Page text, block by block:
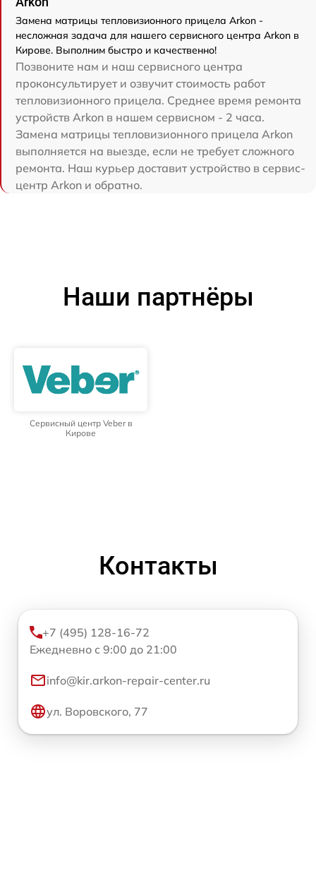
Замена матрицы тепловизионного прицела Arkon -
несложная задача для нашего сервисного центра Arkon в
Кирове. Выполним быстро и качественно!
Позвоните нам и наш сервисного центра
проконсультирует и озвучит стоимость работ
тепловизионного прицела. Среднее время ремонта
устройств Arkon в нашем сервисном - 2 часа.
Замена матрицы тепловизионного прицела Arkon
выполняется на выезде, если не требует сложного
ремонта. Наш курьер доставит устройство в сервис-
центр Arkon и обратно.
Наши партнёры
Сервисный центр Veber в
Кирове
Контакты
+7 (495) 128-16-72
Ежедневно с 9:00 до 21:00
info@kir.arkon-repair-center.ru
ул. Воровского, 77